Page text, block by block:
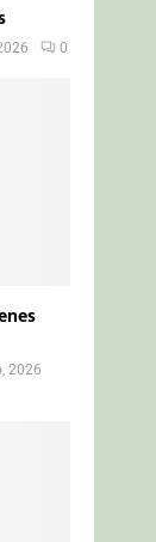
0
2026